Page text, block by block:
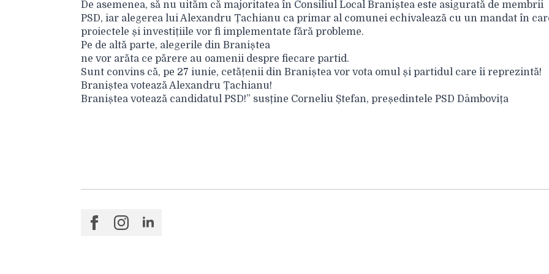
De asemenea, să nu uităm că majoritatea în Consiliul Local Braniștea este asigurată de membrii
PSD, iar alegerea lui Alexandru Țachianu ca primar al comunei echivalează cu un mandat în
proiectele și investițiile vor fi implementate fără probleme.
Pe de altă parte, alegerile din Braniștea
ne vor arăta ce părere au oamenii despre fiecare partid.
Sunt convins că, pe 27 iunie, cetățenii din Braniștea vor vota omul și partidul care îi reprezintă!
Braniștea votează Alexandru Țachianu!
Braniștea votează candidatul PSD!” susține Corneliu Ștefan, președintele PSD Dâmbovița